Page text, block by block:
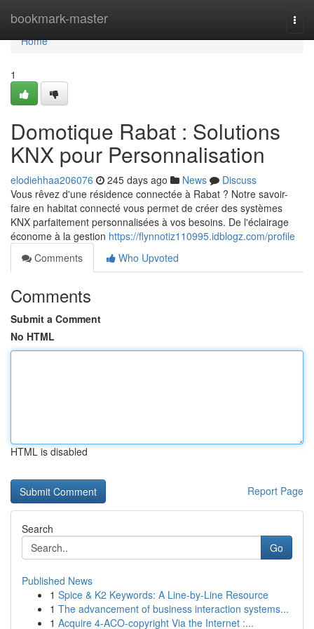
bookmark-master
Home
Home
1
Domotique Rabat : Solutions
KNX pour Personnalisation
elodiehhaa206076 245 days ago News
Discuss
Vous rêvez d'une résidence connectée à Rabat ? Notre savoir-
faire en habitat connecté vous permet de créer des systèmes
KNX parfaitement personnalisées à vos besoins. De l'éclairage
économe à la gestion https://flynnotiz110995.idblogz.com/profile
Comments
Who Upvoted
Comments
Submit a Comment
No HTML
HTML is disabled
Report Page
Search
Go
Published News
1 Spice & K2 Keywords: A Line-by-Line Resource
1 The advancement of business interaction systems...
1 Acquire 4-ACO-copyright Via the Internet :...